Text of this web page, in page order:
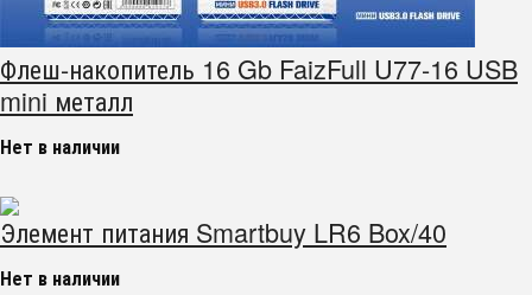
Флеш-накопитель 16 Gb FaizFull U77-16 USB
mini металл
Нет в наличии
Элемент питания Smartbuy LR6 Box/40
Нет в наличии